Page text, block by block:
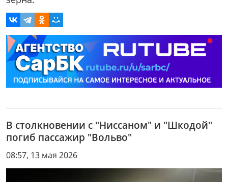
В столкновении с "Ниссаном" и "Шкодой"
погиб пассажир "Вольво"
08:57, 13 мая 2026